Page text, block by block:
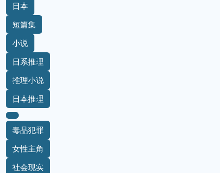
日本
短篇集
小说
日系推理
推理小说
日本推理
毒品犯罪
女性主角
社会现实